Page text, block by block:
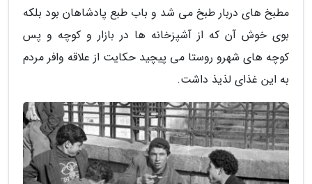
مطبخ های دربار طبخ می شد و باب طبع پادشاهان بود بلکه
بوی خوش آن که از آشپزخانه ها در بازار و کوچه و پس
کوچه های شهرو روستا می پیچید حکایت از علاقه وافر مردم
به این غذای لذیذ داشت.